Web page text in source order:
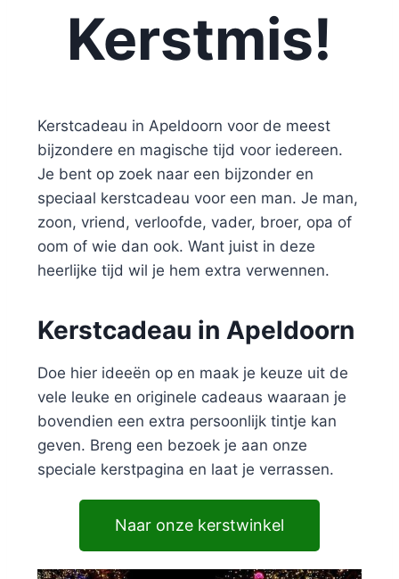
Kerstmis!
Kerstcadeau in Apeldoorn voor de meest
bijzondere en magische tijd voor iedereen.
Je bent op zoek naar een bijzonder en
speciaal kerstcadeau voor een man. Je man,
zoon, vriend, verloofde, vader, broer, opa of
oom of wie dan ook. Want juist in deze
heerlijke tijd wil je hem extra verwennen.
Kerstcadeau in Apeldoorn
Doe hier ideeën op en maak je keuze uit de
vele leuke en originele cadeaus waaraan je
bovendien een extra persoonlijk tintje kan
geven. Breng een bezoek je aan onze
speciale kerstpagina en laat je verrassen.
Naar onze kerstwinkel